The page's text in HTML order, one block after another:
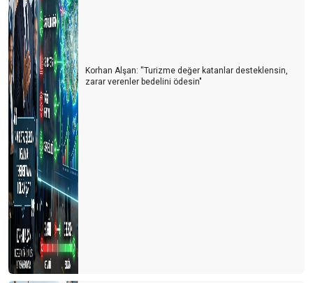
Korhan Alşan: ''Turizme değer katanlar desteklensin,
zarar verenler bedelini ödesin"